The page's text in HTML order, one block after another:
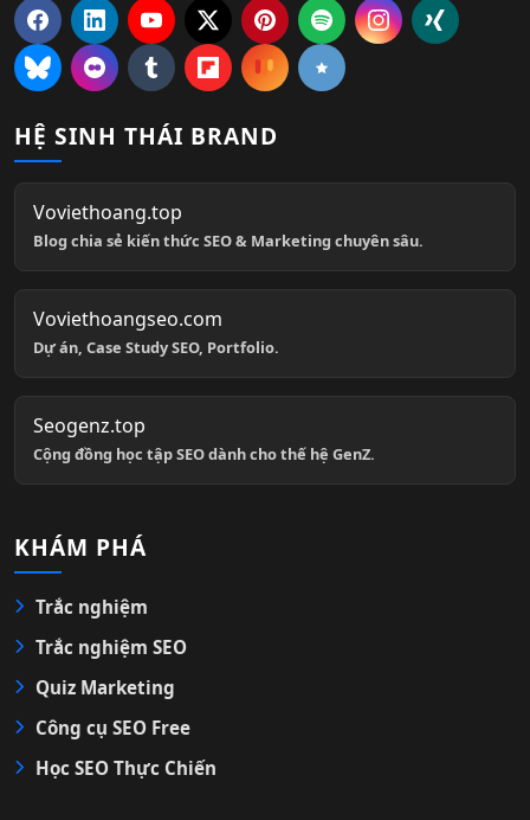
HỆ SINH THÁI BRAND
Voviethoang.top
Blog chia sẻ kiến thức SEO & Marketing chuyên sâu.
Voviethoangseo.com
Dự án, Case Study SEO, Portfolio.
Seogenz.top
Cộng đồng học tập SEO dành cho thế hệ GenZ.
KHÁM PHÁ
Trắc nghiệm
Trắc nghiệm SEO
Quiz Marketing
Công cụ SEO Free
Học SEO Thực Chiến